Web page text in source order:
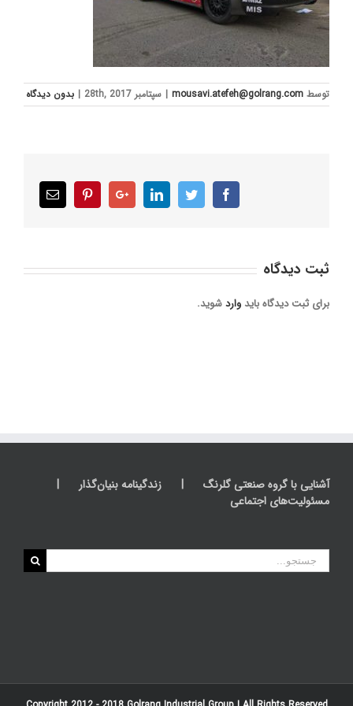
توسط mousavi.atefeh@golrang.com
| سپتامبر 28th, 2017 | بدون ديدگاه
Facebook
Twitter
LinkedIn
Google+
Pinterest
Email
ثبت ديدگاه
برای ثبت دیدگاه باید واردشوید.
آشنایی با گروه صنعتی گلرنگ
زندگینامه بنیان‌گذار
مسئولیت‌های اجتماعی
جستجو
برای: